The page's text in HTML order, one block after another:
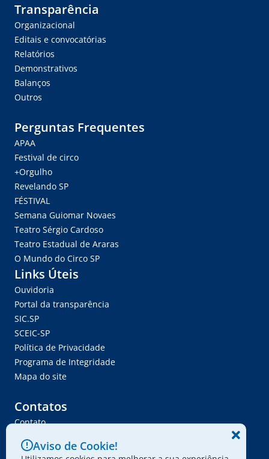
Transparência
Organizacional
Editais e convocatórias
Relatórios
Demonstrativos
Balanços
Outros
Perguntas Frequentes
APAA
Festival de circo
+Orgulho
Revelando SP
FÉSTIVAL
Semana Guiomar Novaes
Teatro Sérgio Cardoso
Teatro Estadual de Araras
O Mundo do Circo SP
Links Úteis
Ouvidoria
Portal da transparência
SIC.SP
SCEIC-SP
Política de Privacidade
Programa de Integridade
Mapa do site
Contatos
Contato
Trabalhe Conosco
Ser Fornecedor
Aviso de Cookie!